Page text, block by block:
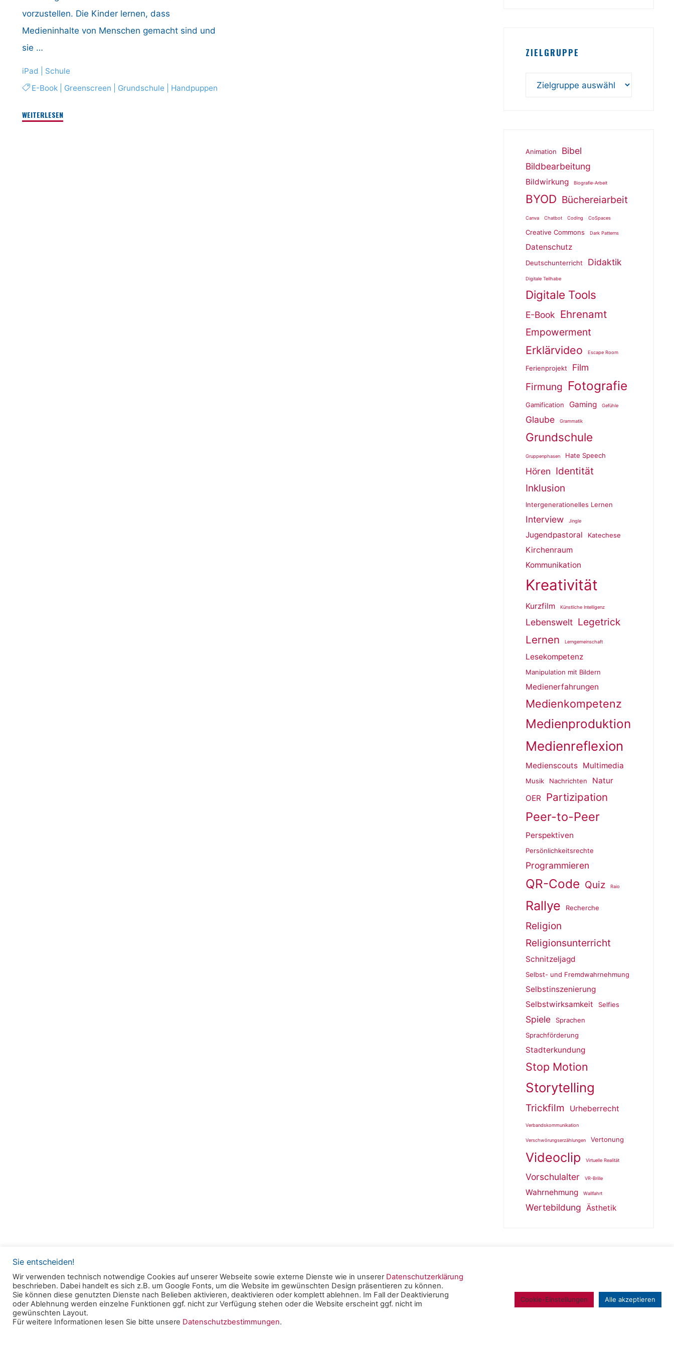
vorzustellen. Die Kinder lernen, dass
Medieninhalte von Menschen gemacht sind und
sie …
iPad
Schule
E-Book
Greenscreen Grundschule Handpuppen
WEITERLESEN"Maja
ZIELGRUPPE
Animation
Bibel
Bildbearbeitung
Bildwirkung Biografie-Arbeit
BYOD Büchereiarbeit
Canva Chatbot Coding CoSpaces
Creative Commons Dark Patterns
Datenschutz
Deutschunterricht Didaktik
Digitale Teilhabe
Digitale Tools
E-Book Ehrenamt
Empowerment
Erklärvideo Escape Room
Ferienprojekt Film
Firmung Fotografie
Gamification Gaming Gefühle
Glaube Grammatik
Grundschule
Gruppenphasen Hate Speech
Hören Identität
Inklusion
Intergenerationelles Lernen
Interview Jingle
Jugendpastoral Katechese
Kirchenraum
Kommunikation
Kreativität
Kurzfilm Künstliche Intelligenz
Lebenswelt Legetrick
Lernen Lerngemeinschaft
Lesekompetenz
Manipulation mit Bildern
Medienerfahrungen
Medienkompetenz
Medienproduktion
Medienreflexion
Medienscouts Multimedia
Musik Nachrichten
Natur
OER
Partizipation
Peer-to-Peer
Perspektiven
Persönlichkeitsrechte
Programmieren
QR-Code Quiz Raio
Rallye Recherche
Religion
Religionsunterricht
Schnitzeljagd
Selbst- und Fremdwahrnehmung
Selbstinszenierung
Selbstwirksamkeit
Selfies
Spiele
Sprachen
Sprachförderung
Stadterkundung
Stop Motion
Storytelling
Trickfilm Urheberrecht
Verbandskommunikation
Verschwörungserzählungen Vertonung
Videoclip Virtuelle Realität
Vorschulalter VR-Brille
Wahrnehmung Wallfahrt
Wertebildung Ästhetik
Powered byRoseta &WordPress.
© 2025 Clearingstelle Medienkompetenz der Deutschen
Bischofskonferenz an der Katholischen Hochschule Mainz -Impressum|
Datenschutzerklärung
Sie entscheiden!
Wir verwenden technisch notwendige Cookies auf unserer Webseite sowie externe Dienste wie in unserer Datenschutzerklärung
beschrieben. Dabei handelt es sich z.B. um Google Fonts, um die Website im gewünschten Design präsentieren zu können.
Sie können diese genutzten Dienste nach Belieben aktivieren, deaktivieren oder komplett ablehnen. Im Fall der Deaktivierung
oder Ablehnung werden einzelne Funktionen ggf. nicht zur Verfügung stehen oder die Website erscheint ggf. nicht im
gewünschten Layout.
Für weitere Informationen lesen Sie bitte unsere Datenschutzbestimmungen.
Cookie-Einstellungen Alle akzeptieren